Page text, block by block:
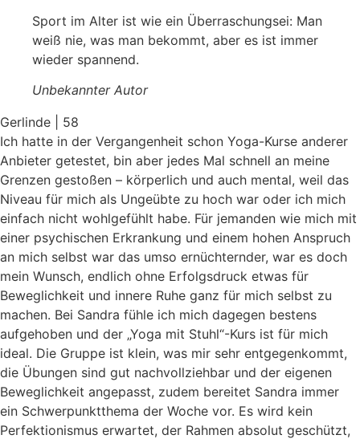
Sport im Alter ist wie ein Überraschungsei: Man
weiß nie, was man bekommt, aber es ist immer
wieder spannend.
Unbekannter Autor
Gerlinde | 58
Ich hatte in der Vergangenheit schon Yoga-Kurse anderer
Anbieter getestet, bin aber jedes Mal schnell an meine
Grenzen gestoßen – körperlich und auch mental, weil das
Niveau für mich als Ungeübte zu hoch war oder ich mich
einfach nicht wohlgefühlt habe. Für jemanden wie mich mit
einer psychischen Erkrankung und einem hohen Anspruch
an mich selbst war das umso ernüchternder, war es doch
mein Wunsch, endlich ohne Erfolgsdruck etwas für
Beweglichkeit und innere Ruhe ganz für mich selbst zu
machen. Bei Sandra fühle ich mich dagegen bestens
aufgehoben und der „Yoga mit Stuhl“-Kurs ist für mich
ideal. Die Gruppe ist klein, was mir sehr entgegenkommt,
die Übungen sind gut nachvollziehbar und der eigenen
Beweglichkeit angepasst, zudem bereitet Sandra immer
ein Schwerpunktthema der Woche vor. Es wird kein
Perfektionismus erwartet, der Rahmen absolut geschützt,